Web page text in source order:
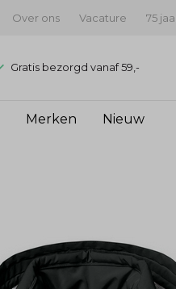
Over ons Vacature 75
Gratis bezorgd vanaf 59,-
Merken Nieuw